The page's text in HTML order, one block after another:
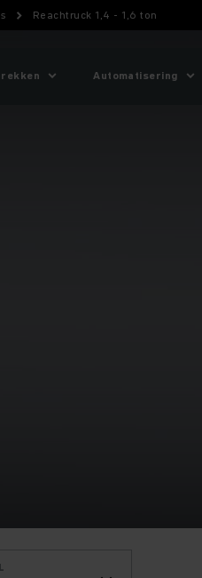
Reachtruck 1,4 - 1,6 ton
Automatisering